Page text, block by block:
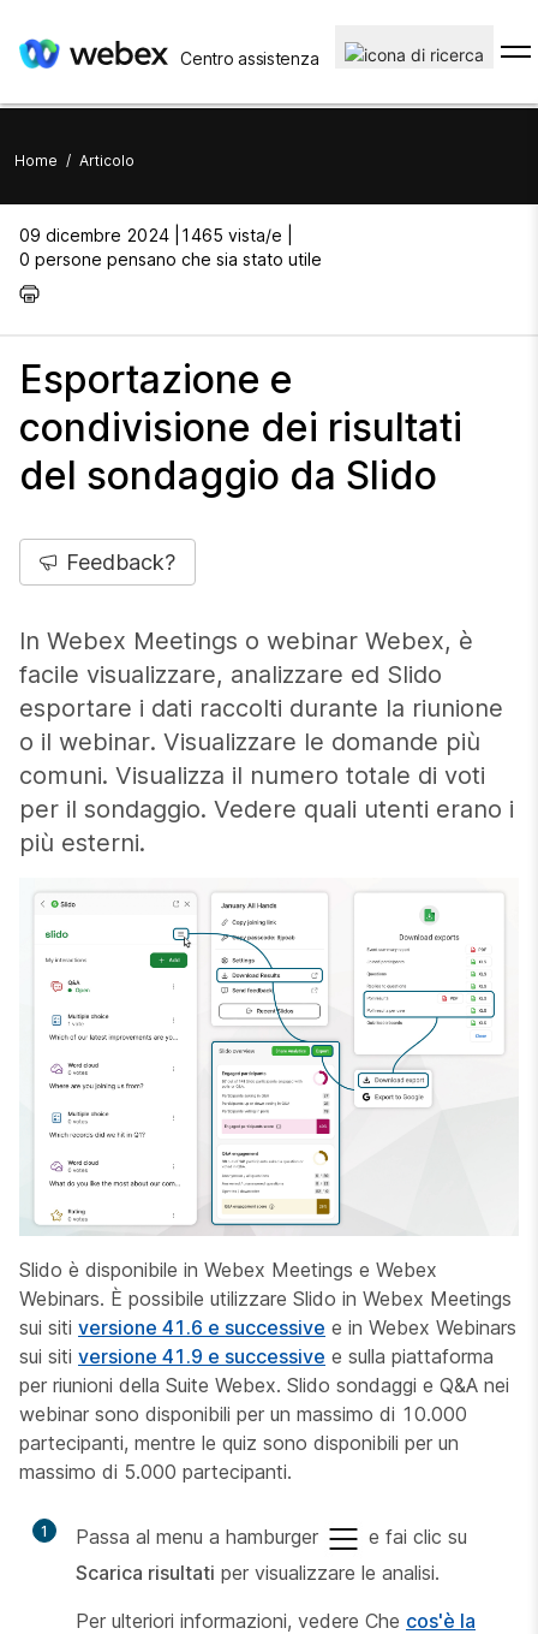
Centro assistenza
Home / Articolo
09 dicembre 2024 |
1465 vista/e |
0 persone pensano che sia stato utile
Esportazione e
condivisione dei risultati
del sondaggio da Slido
Feedback?
In Webex Meetings o webinar Webex, è
facile visualizzare, analizzare ed Slido
esportare i dati raccolti durante la riunione
o il webinar. Visualizzare le domande più
comuni. Visualizza il numero totale di voti
per il sondaggio. Vedere quali utenti erano i
più esterni.
Slido è disponibile in Webex Meetings e Webex
Webinars. È possibile utilizzare Slido in Webex Meetings
sui siti versione 41.6 e successive e in Webex Webinars
sui siti versione 41.9 e successive e sulla piattaforma
per riunioni della Suite Webex. Slido sondaggi e Q&A nei
webinar sono disponibili per un massimo di 10.000
partecipanti, mentre le quiz sono disponibili per un
massimo di 5.000 partecipanti.
1 Passa al menu a hamburger
e fai clic su
Scarica risultati per visualizzare le analisi.
Per ulteriori informazioni, vedere Che cos'è la